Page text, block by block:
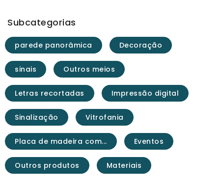
Subcategorias
parede panorâmica Decoração
sinais Outros meios
Letras recortadas Impressão digital
Sinalização Vitrofania
Placa de madeira com... Eventos
Outros produtos Materiais